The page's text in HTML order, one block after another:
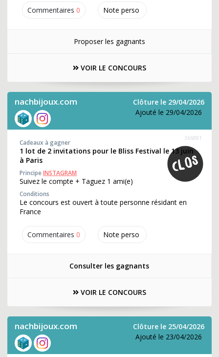
Commentaires 0 Note perso
Proposer les gagnants
VOIR LE CONCOURS
nachbijoux.com
Clôture le 29/04/2026
Ajouté le 29/04/2026
Commentaires 0 Note perso
366881
Cadeaux à gagner
1 lot de 2 invitations pour le Bliss Festival le 13 juin
à Paris
PrincipeINSTAGRAM
Suivez le compte + Taguez 1 ami(e)
Conditions
Le concours est ouvert à toute personne résidant en
France
Consulter les gagnants
VOIR LE CONCOURS
nachbijoux.com
Clôture le 25/04/2026
Ajouté le 23/04/2026